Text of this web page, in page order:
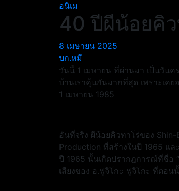
อนิเม
40 ปีผีน้อยคิ
8 เมษายน 2025
บก.หมี
วันนี้ 1 เมษายน ที่ผ่านมา เป็นวัน
บ้านเราคุ้นกันมากที่สุด เพราะเค
1 เมษายน 1985
อันที่จริง ผีน้อยคิวทาโร่ของ
Production ที่สร้างในปี 1965 แล
ปี 1965 นั้นเกิดปรากฎการณ์ที่ชื่อ
เสียงของ อ.ฟูจิโกะ ฟูจิโกะ ที่ตอ